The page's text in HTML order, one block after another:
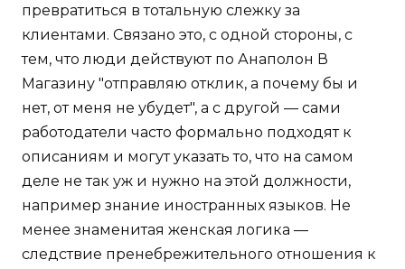
превратиться в тотальную слежку за
клиентами. Связано это, с одной стороны, с
тем, что люди действуют по Анаполон В
Магазину "отправляю отклик, а почему бы и
нет, от меня не убудет", а с другой — сами
работодатели часто формально подходят к
описаниям и могут указать то, что на самом
деле не так уж и нужно на этой должности,
например знание иностранных языков. Не
менее знаменитая женская логика —
следствие пренебрежительного отношения к